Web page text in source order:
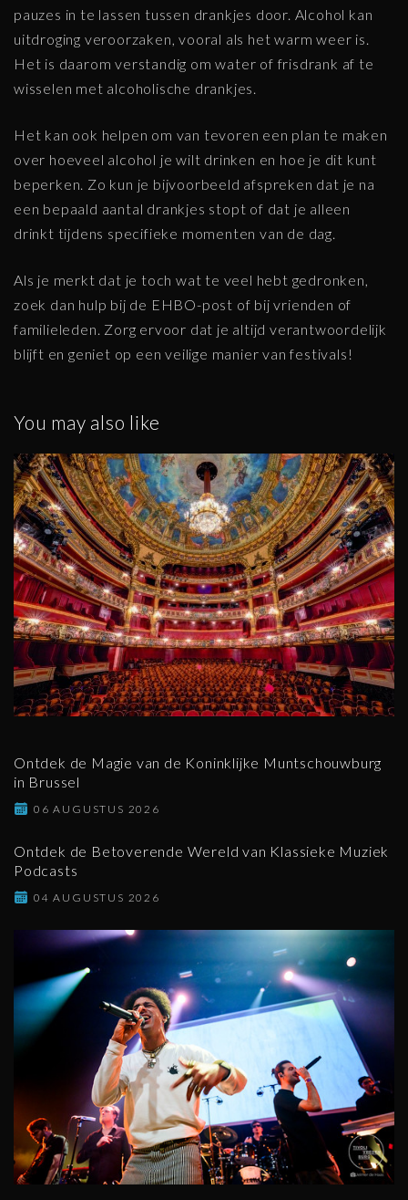
pauzes in te lassen tussen drankjes door. Alcohol kan
uitdroging veroorzaken, vooral als het warm weer is.
Het is daarom verstandig om water of frisdrank af te
wisselen met alcoholische drankjes.
Het kan ook helpen om van tevoren een plan te maken
over hoeveel alcohol je wilt drinken en hoe je dit kunt
beperken. Zo kun je bijvoorbeeld afspreken dat je na
een bepaald aantal drankjes stopt of dat je alleen
drinkt tijdens specifieke momenten van de dag.
Als je merkt dat je toch wat te veel hebt gedronken,
zoek dan hulp bij de EHBO-post of bij vrienden of
familieleden. Zorg ervoor dat je altijd verantwoordelijk
blijft en geniet op een veilige manier van festivals!
You may also like
Ontdek de Magie van de Koninklijke Muntschouwburg
in Brussel
06 AUGUSTUS 2026
Ontdek de Betoverende Wereld van Klassieke Muziek
Podcasts
04 AUGUSTUS 2026